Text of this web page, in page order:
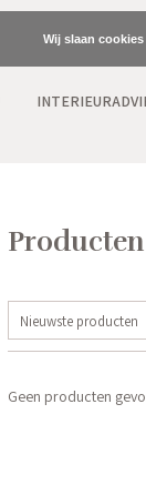
Nieuwste producten
Geen producten
Wij slaan